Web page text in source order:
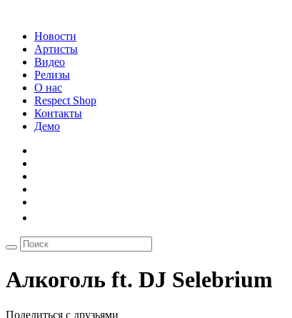
Новости
Артисты
Видео
Релизы
О нас
Respect Shop
Контакты
Демо
Алкоголь ft. DJ Selebrium
Поделиться с друзьями